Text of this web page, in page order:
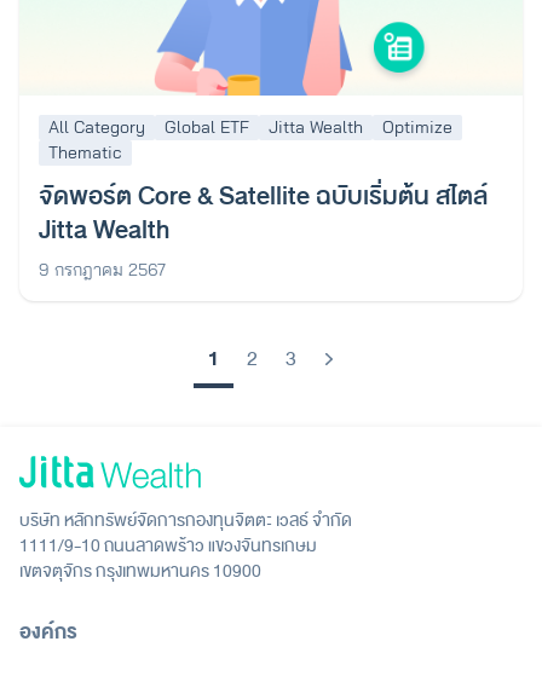
All Category Global ETF Jitta Wealth
Optimize
Thematic
จัดพอร์ต Core & Satellite ฉบับเริ่มต้น สไตล์
Jitta Wealth
9 กรกฎาคม 2567
1 2 3 Next
บริษัท หลักทรัพย์จัดการกองทุนจิตตะ เวลธ์ จำกัด
1111/9-10 ถนนลาดพร้าว แขวงจันทรเกษม
เขตจตุจักร กรุงเทพมหานคร 10900
องค์กร